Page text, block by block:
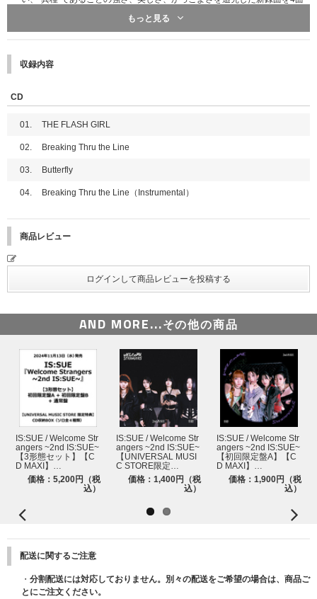
ホールで開催することを発表し、ますます注目が高まっている。
CD＋フォトブック（24P）
もっと見る
収録内容
CD
01. THE FLASH GIRL
02. Breaking Thru the Line
03. Butterfly
04. Breaking Thru the Line（Instrumental）
商品レビュー
AND MORE...その他の商品
IS:SUE / Welcome Str
angers ~2nd IS:SUE~
【3形態セット】【C
D MAXI】…
価格：5,200円（税
込）
IS:SUE / Welcome Str
angers ~2nd IS:SUE~
【UNIVERSAL MUSI
C STORE限定…
価格：1,400円（税
込）
IS:SUE / Welcome Str
angers ~2nd IS:SUE~
【初回限定盤A】【C
D MAXI】…
価格：1,900円（税
込）
配送に関するご注意
・ 分割配送には対応しておりません。別々の配送をご希望の場合は、商品ご
とにご注文ください。